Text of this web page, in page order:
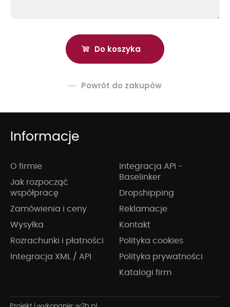
Powrót do zakupów
Informacje
O firmie
Jak rozpocząć
współpracę
Zamówienia i ceny
Wysyłka
Rozrachunki i płatności
Integracja XML / API
Integracja API -
Baselinker
Dropshipping
Reklamacje
Kontakt
Polityka cookies
Polityka prywatności
Katalogi firm